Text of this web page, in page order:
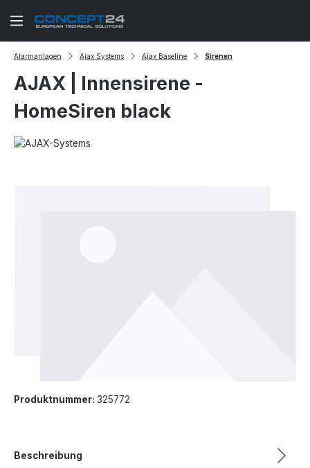
Zum Hauptinhalt springen
Alarmanlagen Ajax Systems Ajax Baseline Sirenen
AJAX | Innensirene -
HomeSiren black
Produktnummer: 325772
Beschreibung